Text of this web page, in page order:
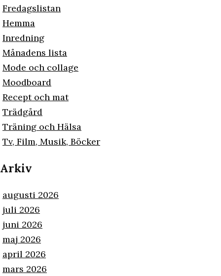
Fredagslistan
Hemma
Inredning
Månadens lista
Mode och collage
Moodboard
Recept och mat
Trädgård
Träning och Hälsa
Tv, Film, Musik, Böcker
Arkiv
augusti 2026
juli 2026
juni 2026
maj 2026
april 2026
mars 2026